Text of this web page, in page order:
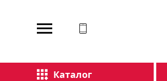
Каталог